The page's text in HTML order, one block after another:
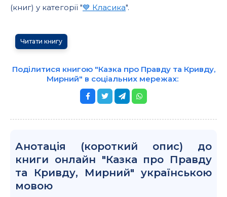
(книг) у категорії "💙 Класика".
Читати книгу
Поділитися книгою "Казка про Правду та Кривду,
Мирний" в соціальних мережах:
Анотація (короткий опис) до
книги онлайн "Казка про Правду
та Кривду, Мирний" українською
мовою